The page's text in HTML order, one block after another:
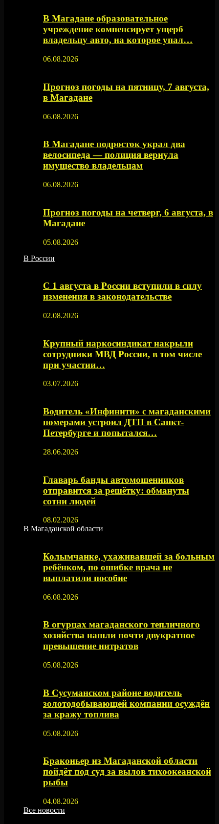
В Магадане образовательное
учреждение компенсирует ущерб
владельцу авто, на которое упал…
06.08.2026
Прогноз погоды на пятницу, 7 августа,
в Магадане
06.08.2026
В Магадане подросток украл два
велосипеда — полиция вернула
имущество владельцам
06.08.2026
Прогноз погоды на четверг, 6 августа, в
Магадане
05.08.2026
В России
С 1 августа в России вступили в силу
изменения в законодательстве
02.08.2026
Крупный наркосиндикат накрыли
сотрудники МВД России, в том числе
при участии…
03.07.2026
Водитель «Инфинити» с магаданскими
номерами устроил ДТП в Санкт-
Петербурге и попытался…
28.06.2026
Главарь банды автомошенников
отправится за решётку: обмануты
сотни людей
08.02.2026
В Магаданской области
Колымчанке, ухаживавшей за больным
ребёнком, по ошибке врача не
выплатили пособие
06.08.2026
В огурцах магаданского тепличного
хозяйства нашли почти двукратное
превышение нитратов
05.08.2026
В Сусуманском районе водитель
золотодобывающей компании осуждён
за кражу топлива
05.08.2026
Браконьер из Магаданской области
пойдёт под суд за вылов тихоокеанской
рыбы
04.08.2026
Все новости